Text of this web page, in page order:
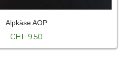
Alpkäse AOP
CHF 9.50